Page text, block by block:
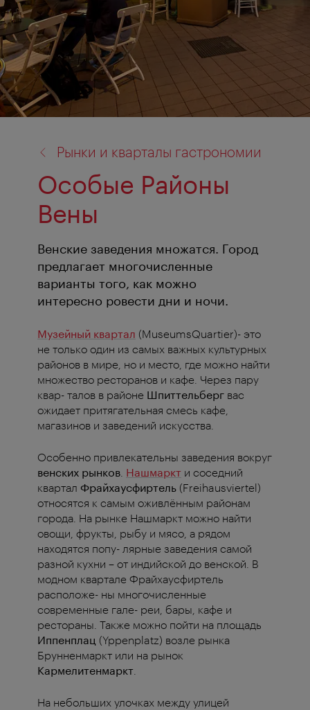
Рынки и кварталы гастрономии
Особые Районы
Вены
Венские заведения множатся. Город
предлагает многочисленные
варианты того, как можно
интересно ровести дни и ночи.
Музейный квартал (MuseumsQuartier)- это
не только один из самых важных культурных
районов в мире, но и место, где можно найти
множество ресторанов и кафе. Через пару
квар- талов в районе Шпиттельберг вас
ожидает притягательная смесь кафе,
магазинов и заведений искусства.
Особенно привлекательны заведения вокруг
венских рынков Нашмаркт и соседний
квартал Фрайхаусфиртель (Freihausviertel)
относятся к самым оживлённым районам
города. На рынке Нашмаркт можно найти
овощи, фрукты, рыбу и мясо, а рядом
находятся попу- лярные заведения самой
разной кухни – от индийской до венской. В
модном квартале Фрайхаусфиртель
расположе- ны многочисленные
современные гале- реи, бары, кафе и
рестораны. Также можно пойти на площадь
Иппенплац (Yppenplatz) возле рынка
Брунненмаркт или на рынок
Кармелитенмаркт
На небольших улочках между улицей